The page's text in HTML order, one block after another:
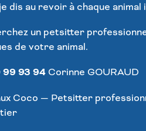
dis au revoir à chaque animal
un petsitter
de votre animal.
99 93 94 Corinne GOURAUD
Coco — Petsitter